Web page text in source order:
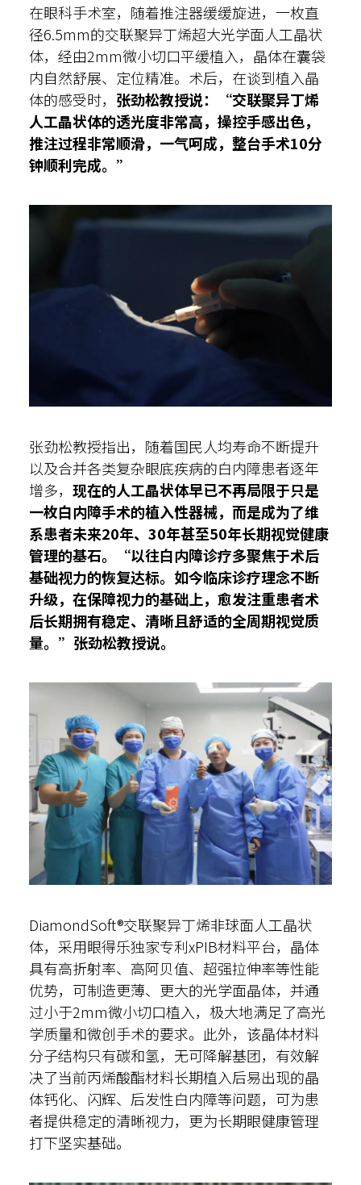
在眼科手术室，随着推注器缓缓旋进，一枚直
径6.5mm的交联聚异丁烯超大光学面人工晶状
体，经由2mm微小切口平缓植入，晶体在囊袋
内自然舒展、定位精准。术后，在谈到植入晶
体的感受时， 张劲松教授说：“交联聚异丁烯
人工晶状体的透光度非常高，操控手感出色，
推注过程非常顺滑，一气呵成，整台手术10分
钟顺利完成。”
张劲松教授指出，随着国民人均寿命不断提升
以及合并各类复杂眼底疾病的白内障患者逐年
增多， 现在的人工晶状体早已不再局限于只是
一枚白内障手术的植入性器械，而是成为了维
系患者未来20年、30年甚至50年长期视觉健康
管理的基石。“以往白内障诊疗多聚焦于术后
基础视力的恢复达标。如今临床诊疗理念不断
升级，在保障视力的基础上，愈发注重患者术
后长期拥有稳定、清晰且舒适的全周期视觉质
量。”张劲松教授说。
DiamondSoft®交联聚异丁烯非球面人工晶状
体，采用眼得乐独家专利xPIB材料平台，晶体
具有高折射率、高阿贝值、超强拉伸率等性能
优势，可制造更薄、更大的光学面晶体，并通
过小于2mm微小切口植入，极大地满足了高光
学质量和微创手术的要求。此外，该晶体材料
分子结构只有碳和氢，无可降解基团，有效解
决了当前丙烯酸酯材料长期植入后易出现的晶
体钙化、闪辉、后发性白内障等问题，可为患
者提供稳定的清晰视力，更为长期眼健康管理
打下坚实基础。